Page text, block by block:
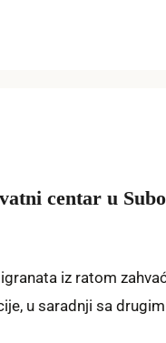
centar u
iz ratom
u saradnji sa